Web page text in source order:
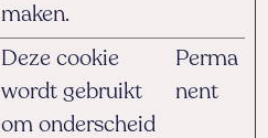
maken.
Deze cookie
wordt gebruikt
om onderscheid
Perma
nent